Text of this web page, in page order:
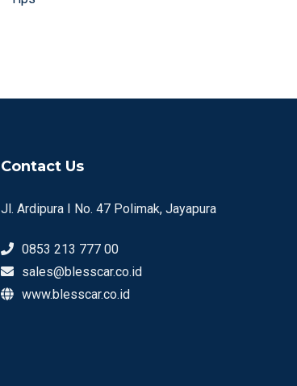
Contact Us
Jl. Ardipura I No. 47 Polimak, Jayapura
0853 213 777 00
sales@blesscar.co.id
www.blesscar.co.id